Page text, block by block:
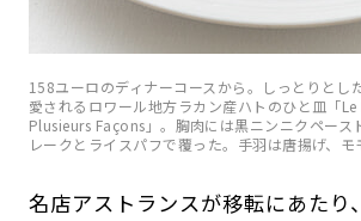
158ユーロのディナーコースから。しっとりとし
愛されるロワール地方ラカン産ハトのひと皿「
Plusieurs Façons」。胸肉には黒ニンニクペース
レークとライスパフで覆った。手羽は唐揚げ、モ
名店アストランスが移転にあたり